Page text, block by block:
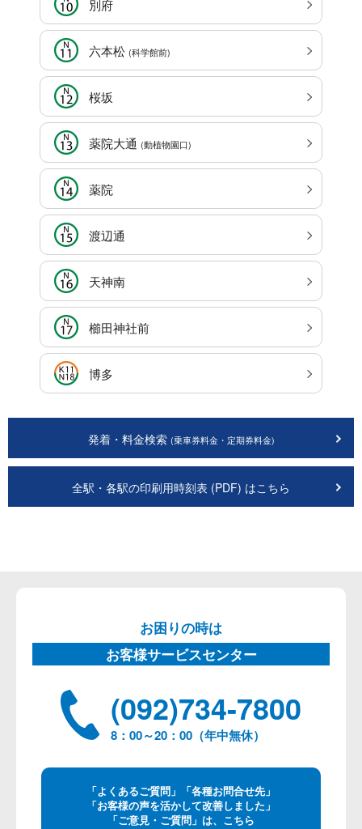
別府
六本松 (科学館前)
桜坂
薬院大通 (動植物園口)
薬院
渡辺通
天神南
櫛田神社前
博多
発着・料金検索 (乗車券料金・定期券料金)
全駅・各駅の印刷用時刻表 (PDF) はこちら
お困りの時は
お客様サービスセンター
(092)734-7800
8：00～20：00（年中無休）
「よくあるご質問」「各種お問合せ先」
「お客様の声を活かして改善しました」
「ご意見・ご質問」は、こちら